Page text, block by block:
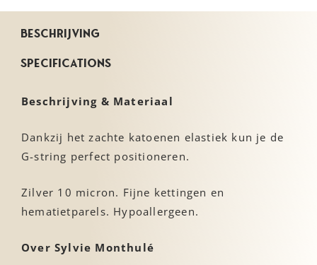
Beschrijving
Specifications
Beschrijving & Materiaal
Dankzij het zachte katoenen elastiek kun je de
G-string perfect positioneren.
Zilver 10 micron. Fijne kettingen en
hematietparels. Hypoallergeen.
Over Sylvie Monthulé